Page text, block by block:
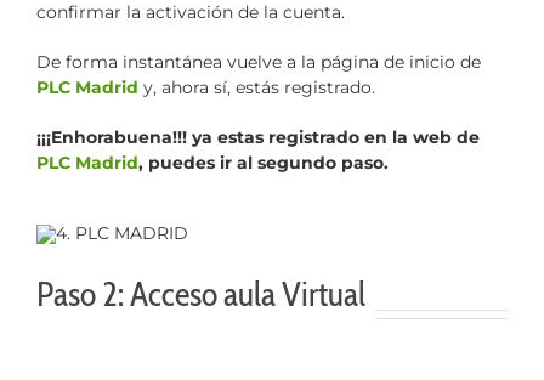
confirmar la activación de la cuenta.
De forma instantánea vuelve a la página de inicio de
PLC Madrid y, ahora sí, estás registrado.
¡¡¡Enhorabuena!!! ya estas registrado en la web de
PLC Madrid, puedes ir al segundo paso.
Paso 2: Acceso aula Virtual